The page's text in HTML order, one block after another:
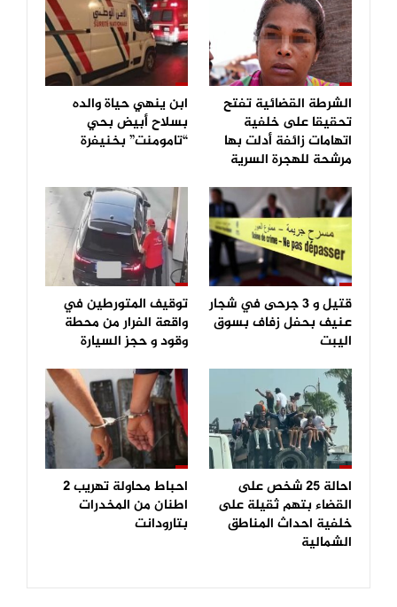
الشرطة القضائية تفتح
تحقيقا على خلفية
اتهامات زائفة أدلت بها
مرشحة للهجرة السرية
ابن ينهي حياة والده
بسلاح أبيض بحي
“تامومنت” بخنيفرة
قتيل و 3 جرحى في شجار
عنيف بحفل زفاف بسوق
اليبت
توقيف المتورطين في
واقعة الفرار من محطة
وقود و حجز السيارة
احالة 25 شخص على
القضاء بتهم ثقيلة على
خلفية احداث المناطق
الشمالية
احباط محاولة تهريب 2
اطنان من المخدرات
بتارودانت